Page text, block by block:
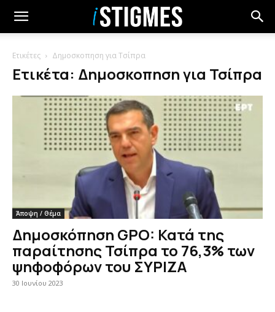
Ετικέτες Δημοσκοπηση για Τσίπρα
Ετικέτα: Δημοσκοπηση για Τσίπρα
Άποψη / Θέμα
Δημοσκόπηση GPO: Κατά της
παραίτησης Τσίπρα το 76,3% των
ψηφοφόρων του ΣΥΡΙΖΑ
30 Ιουνίου 2023